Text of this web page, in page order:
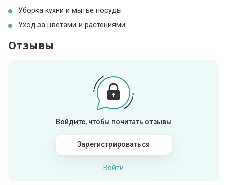
Уборка кухни и мытье посуды
Уход за цветами и растениями
Отзывы
Войдите, чтобы почитать отзывы
Зарегистрироваться
Войти